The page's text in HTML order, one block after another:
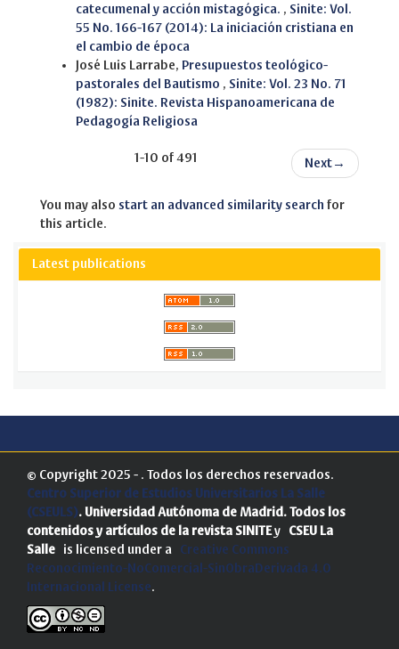
catecumenal y acción mistagógica. , Sinite: Vol.
55 No. 166-167 (2014): La iniciación cristiana en
el cambio de época
José Luis Larrabe, Presupuestos teológico-
pastorales del Bautismo , Sinite: Vol. 23 No. 71
(1982): Sinite. Revista Hispanoamericana de
Pedagogía Religiosa
1-10 of 491 Next →
You may also start an advanced similarity search for
this article.
Latest publications
© Copyright 2025 - . Todos los derechos reservados.
Centro Superior de Estudios Universitarios La Salle
(CSEULS). Universidad Autónoma de Madrid. Todos los
contenidos y artículos de la revista SINITEy CSEU La
Salle is licensed under a Creative Commons
Reconocimiento-NoComercial-SinObraDerivada 4.0
Internacional License.